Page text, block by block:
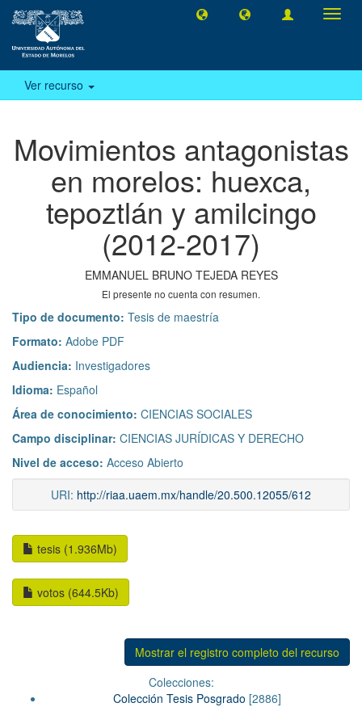
Ver recurso
Movimientos antagonistas
en morelos: huexca,
tepoztlán y amilcingo
(2012-2017)
EMMANUEL BRUNO TEJEDA REYES
El presente no cuenta con resumen.
Tipo de documento: Tesis de maestría
Formato: Adobe PDF
Audiencia: Investigadores
Idioma: Español
Área de conocimiento: CIENCIAS SOCIALES
Campo disciplinar: CIENCIAS JURÍDICAS Y DERECHO
Nivel de acceso: Acceso Abierto
URI: http://riaa.uaem.mx/handle/20.500.12055/612
tesis (1.936Mb)
votos (644.5Kb)
Mostrar el registro completo del recurso
Colecciones:
Colección Tesis Posgrado [2886]